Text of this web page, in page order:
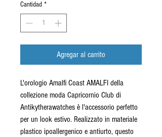
Cantidad *
Agregar al carrito
L'orologio Amalfi Coast AMALFI della
collezione moda Capricornio Club di
Antikytherawatches è l'accessorio perfetto
per un look estivo. Realizzato in materiale
plastico ipoallergenico e antiurto, questo